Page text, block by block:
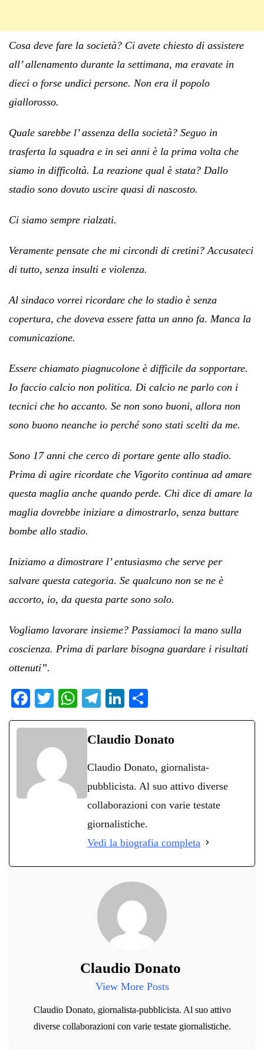
Cosa deve fare la società? Ci avete chiesto di assistere
all’ allenamento durante la settimana, ma eravate in
dieci o forse undici persone. Non era il popolo
giallorosso.
Quale sarebbe l’ assenza della società? Seguo in
trasferta la squadra e in sei anni è la prima volta che
siamo in difficoltà. La reazione qual è stata? Dallo
stadio sono dovuto uscire quasi di nascosto.
Ci siamo sempre rialzati.
Veramente pensate che mi circondi di cretini? Accusateci
di tutto, senza insulti e violenza.
Al sindaco vorrei ricordare che lo stadio è senza
copertura, che doveva essere fatta un anno fa. Manca la
comunicazione.
Essere chiamato piagnucolone è difficile da sopportare.
Io faccio calcio non politica. Di calcio ne parlo con i
tecnici che ho accanto. Se non sono buoni, allora non
sono buono neanche io perché sono stati scelti da me.
Sono 17 anni che cerco di portare gente allo stadio.
Prima di agire ricordate che Vigorito continua ad amare
questa maglia anche quando perde. Chi dice di amare la
maglia dovrebbe iniziare a dimostrarlo, senza buttare
bombe allo stadio.
Iniziamo a dimostrare l’ entusiasmo che serve per
salvare questa categoria. Se qualcuno non se ne è
accorto, io, da questa parte sono solo.
Vogliamo lavorare insieme? Passiamoci la mano sulla
coscienza. Prima di parlare bisogna guardare i risultati
ottenuti”.
Fa
ce
ok
T
wi
r
W
ha
ts
pp
Te
le
gr
m
Li
nk
ed
on
di
di
Claudio Donato
Claudio Donato, giornalista-
pubblicista. Al suo attivo diverse
collaborazioni con varie testate
giornalistiche.
Vedi la biografia completa
Claudio Donato
View More Posts
Claudio Donato, giornalista-pubblicista. Al suo attivo
diverse collaborazioni con varie testate giornalistiche.